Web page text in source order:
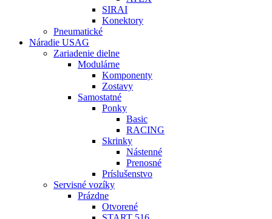
SIRAI
Konektory
Pneumatické
Náradie USAG
Zariadenie dielne
Modulárne
Komponenty
Zostavy
Samostatné
Ponky
Basic
RACING
Skrinky
Nástenné
Prenosné
Príslušenstvo
Servisné vozíky
Prázdne
Otvorené